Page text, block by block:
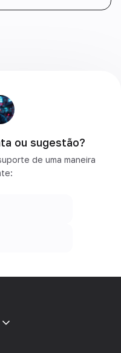
ou sugestão?
de uma maneira